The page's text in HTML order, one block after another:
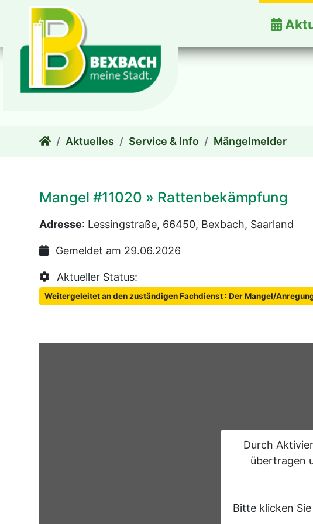
zum Inhalt
Aktuelles Service & Info Mängelmelder
Mangel #11020 » Rattenbekämpfung
Adresse: Lessingstraße, 66450, Bexbach, Saarland
Gemeldet am 29.06.2026
Aktueller Status:
Weitergeleitet an den zuständigen Fachdienst : Der Mangel/
Durch
übertragen
Bitte klicken